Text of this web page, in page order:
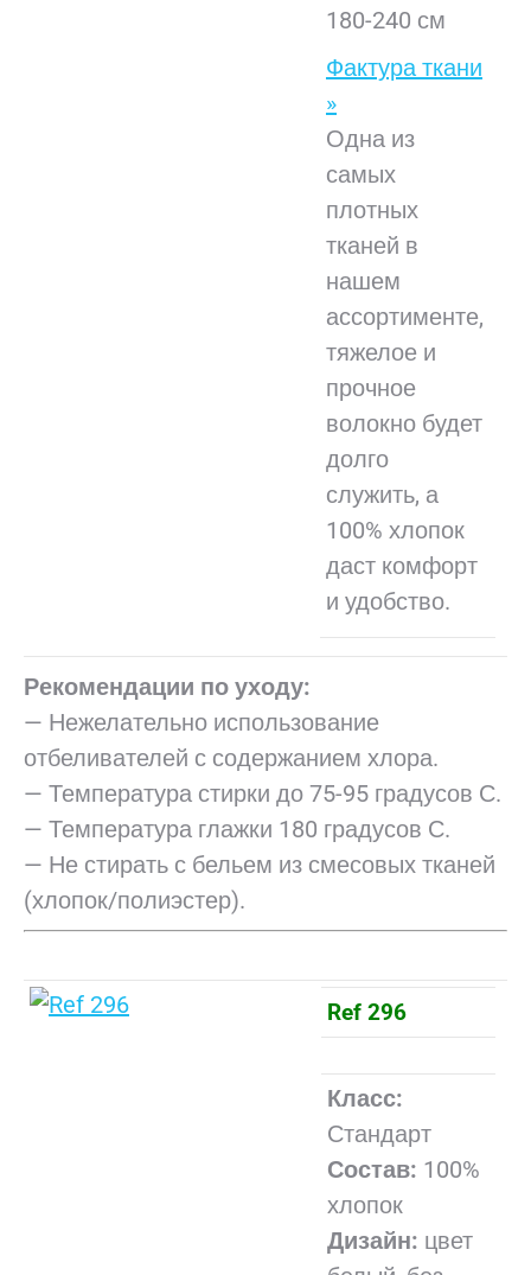
180-240 см
Фактура ткани
»
Одна из
самых
плотных
тканей в
нашем
ассортименте,
тяжелое и
прочное
волокно будет
долго
служить, а
100% хлопок
даст комфорт
и удобство.
Рекомендации по уходу:
— Нежелательно использование
отбеливателей с содержанием хлора.
— Температура стирки до 75-95 градусов С.
— Температура глажки 180 градусов С.
— Не стирать с бельем из смесовых тканей
(хлопок/полиэстер).
Ref 296
Класс:
Стандарт
Состав: 100%
хлопок
Дизайн: цвет